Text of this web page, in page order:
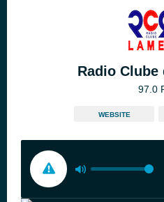
Radio Clube
97.0
WEBSITE